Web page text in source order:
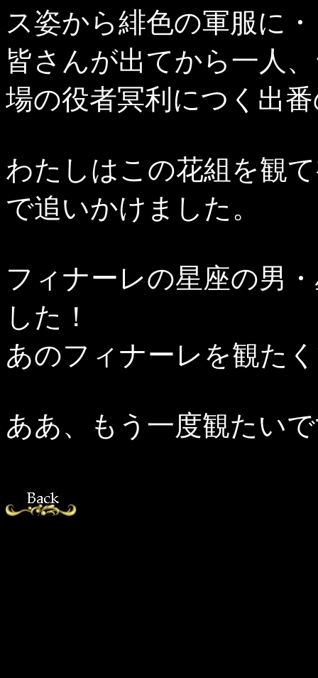
ス姿から緋色の軍服に
皆さんが出てから一人
場の役者冥利につく出
わたしはこの花組を観
で追いかけました。
フィナーレの星座の男
した！
あのフィナーレを観た
ああ、もう一度観た